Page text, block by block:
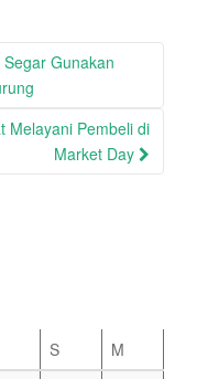
Gunakan
Melayani Pembeli di
Market Day
S
M